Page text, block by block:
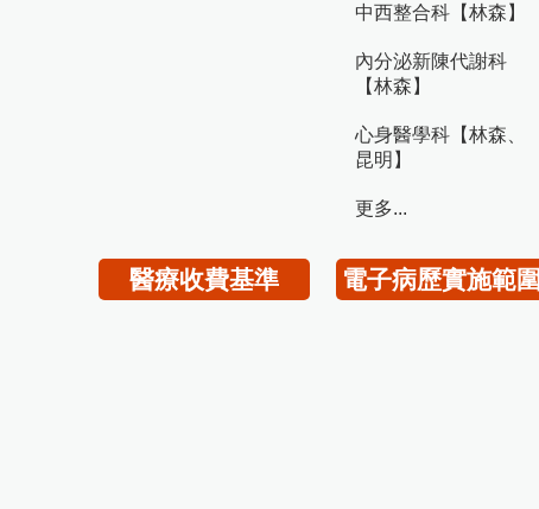
中西整合科【林森】
內分泌新陳代謝科
【林森】
心身醫學科【林森、
昆明】
更多...
醫療收費基準 電子病歷實施範圍